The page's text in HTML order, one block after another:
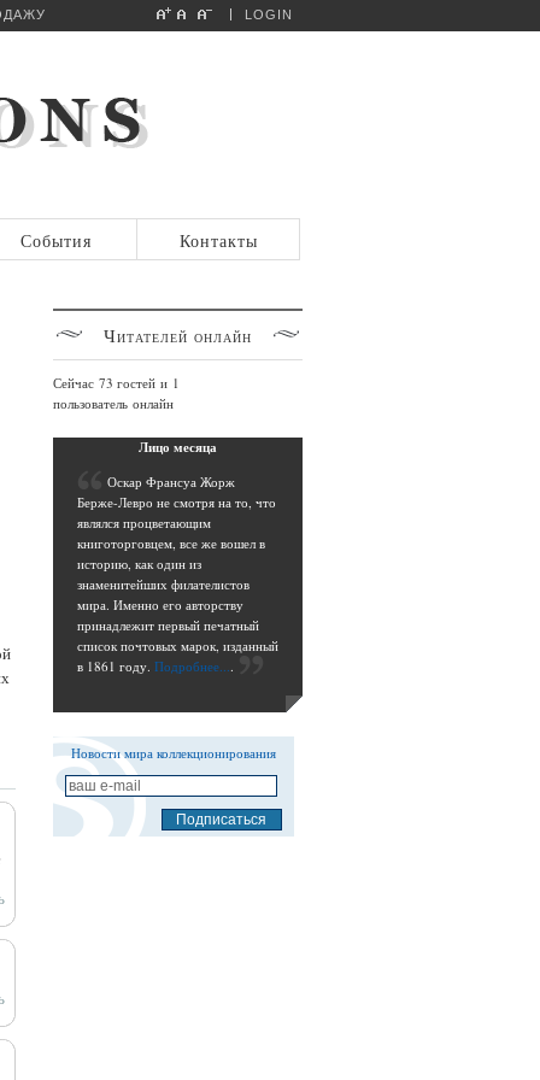
LOGIN
События Контакты
Читателей онлайн
Сейчас 73 гостей и 1
пользователь онлайн
Лицо месяца
Оскар Франсуа Жорж
Берже-Левро не смотря на то, что
являлся процветающим
книготорговцем, все же вошел в
историю, как один из
знаменитейших филателистов
мира. Именно его авторству
принадлежит первый печатный
список почтовых марок, изданный
в 1861 году. Подробнее....
Новости мира коллекционирования